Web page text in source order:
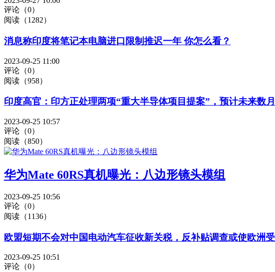
评论（0）
阅读（1282）
消息称印度将笔记本电脑进口限制推迟一年 你怎么看？
2023-09-25 11:00
评论（0）
阅读（958）
印度高官：印方正处理两项“重大半导体项目提案”，预计未来数
2023-09-25 10:57
评论（0）
阅读（850）
华为Mate 60RS真机曝光：八边形镜头模组
2023-09-25 10:56
评论（0）
阅读（1136）
欧盟短期不会对中国电动汽车征收新关税，反补贴调查或使欧洲
2023-09-25 10:51
评论（0）